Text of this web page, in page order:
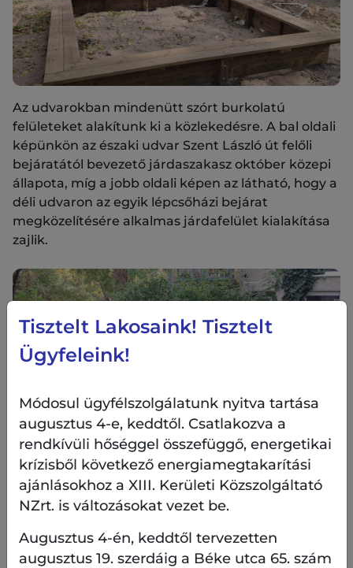
Az udvarokban mindenütt szórt burkolatú
felületeket alakítunk ki a közlekedésre. A bal oldali
képünkön az északi udvar Szent László út felőli
bejáratától bevezető járdaszakasz október közepi
állapota, míg a jobb oldali képen az látható, hogy a
déli udvaron az egyik lépcsőházi bejárat
megközelítésére alkalmas járdafelület kialakítása
zajlik.
Tisztelt Lakosaink! Tisztelt
Ügyfeleink!
Módosul ügyfélszolgálatunk nyitva tartása
augusztus 4-e, keddtől. Csatlakozva a
rendkívüli hőséggel összefüggő, energetikai
krízisből következő energiamegtakarítási
ajánlásokhoz a XIII. Kerületi Közszolgáltató
NZrt. is változásokat vezet be.
Augusztus 4-én, keddtől tervezetten
augusztus 19. szerdáig a Béke utca 65. szám